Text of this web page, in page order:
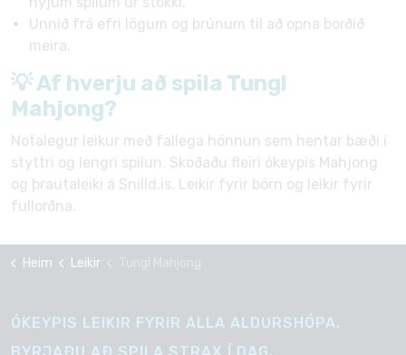
Unnið frá efri lögum og brúnum til að opna borðið
meira.
💡 Af hverju að spila Tungl
Mahjong?
Notalegur leikur með fallega hönnun sem hentar bæði í
styttri og lengri spilun. Skoðaðu fleiri ókeypis Mahjong
og þrautaleiki á Snilld.is. Leikir fyrir börn og leikir fyrir
fullorðna.
Heim Leikir
ÓKEYPIS LEIKIR FYRIR ALLA ALDURSHÓPA,
BYRJAÐU AÐ SPILA STRAX Í DAG.